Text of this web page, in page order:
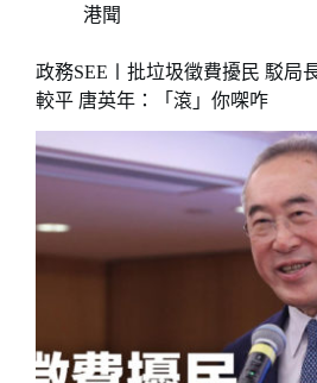
港聞
政務SEE〡批垃圾徵費擾民 駁局
較平 唐英年：「滾」你㗎咋